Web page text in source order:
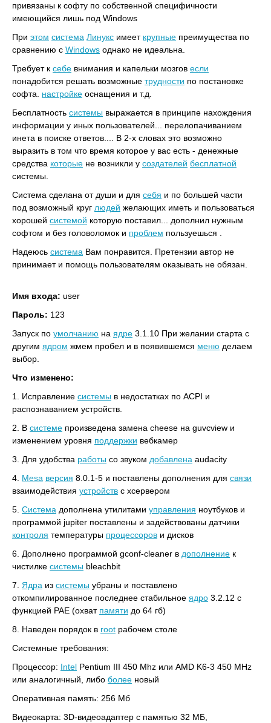
привязаны к софту по собственной специфичности
имеющийся лишь под Windows
При этом система Линукс имеет крупные преимущества по
сравнению с Windows однако не идеальна.
Требует к себе внимания и капельки мозгов если
понадобится решать возможные трудности по постановке
софта. настройке оснащения и т.д.
Бесплатность системы выражается в принципе нахождения
информации у иных пользователей... перелопачиванием
инета в поиске ответов.... В 2-х словах это возможно
выразить в том что время которое у вас есть - денежные
средства которые не возникли у создателей бесплатной
системы.
Система сделана от души и для себя и по большей части
под возможный круг людей желающих иметь и пользоваться
хорошей системой которую поставил... дополнил нужным
софтом и без головоломок и проблем пользуешься .
Надеюсь система Вам понравится. Претензии автор не
принимает и помощь пользователям оказывать не обязан.
Имя входа: user
Пароль: 123
Запуск по умолчанию на ядре 3.1.10 При желании старта с
другим ядром жмем пробел и в появившемся меню делаем
выбор.
Что изменено:
1. Исправление системы в недостатках по ACPI и
распознаванием устройств.
2. В системе произведена замена cheese на guvcview и
изменением уровня поддержки вебкамер
3. Для удобства работы со звуком добавлена audacity
4. Mesa версия 8.0.1-5 и поставлены дополнения для связи
взаимодействия устройств с хсервером
5. Система дополнена утилитами управления ноутбуков и
программой jupiter поставлены и задействованы датчики
контроля температуры процессоров и дисков
6. Дополнено программой gconf-cleaner в дополнение к
чистилке системы bleachbit
7. Ядра из системы убраны и поставлено
откомпилированное последнее стабильное ядро 3.2.12 с
функцией PAE (охват памяти до 64 гб)
8. Наведен порядок в root рабочем столе
Системные требования:
Процессор: Intel Pentium III 450 Mhz или AMD K6-3 450 MHz
или аналогичный, либо более новый
Оперативная память: 256 Мб
Видеокарта: 3D-видеоадаптер с памятью 32 MБ,